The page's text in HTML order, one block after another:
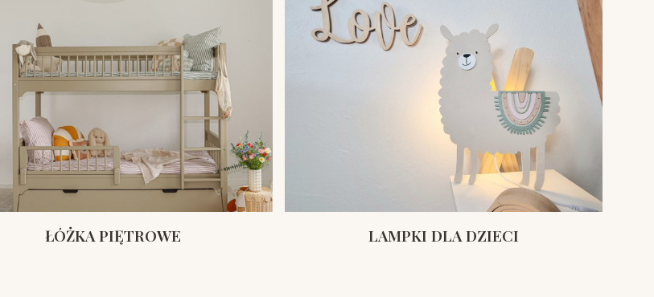
ŁÓŻKA PIĘTROWE LAMPKI DLA DZIECI